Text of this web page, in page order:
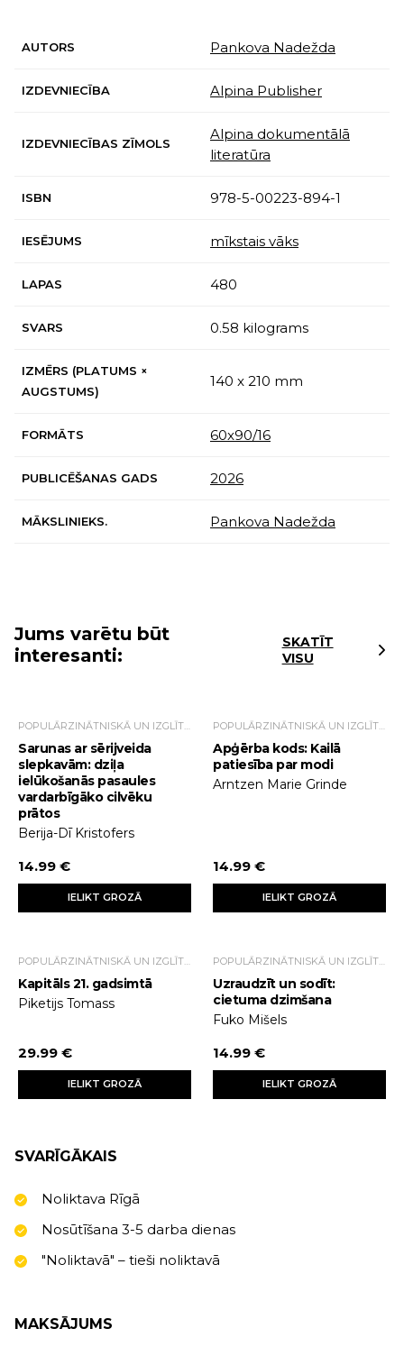
AUTORS Pankova Nadežda
IZDEVNIECĪBA Alpina Publisher
IZDEVNIECĪBAS ZĪMOLS
Alpina dokumentālā
literatūra
ISBN 978-5-00223-894-1
IESĒJUMS mīkstais vāks
LAPAS 480
SVARS 0.58 kilograms
IZMĒRS (PLATUMS ×
AUGSTUMS)
140 x 210 mm
FORMĀTS 60x90/16
PUBLICĒŠANAS GADS 2026
MĀKSLINIEKS. Pankova Nadežda
Jums varētu būt
interesanti:
SKATĪT
VISU
Sarunas ar sērijveida
slepkavām: dziļa
ielūkošanās pasaules
vardarbīgāko cilvēku
prātos
Berija-Dī Kristofers
14.99 €
IELIKT GROZĀ
Apģērba kods: Kailā
patiesība par modi
Arntzen Marie Grinde
14.99 €
IELIKT GROZĀ
Kapitāls 21. gadsimtā
Piketijs Tomass
29.99 €
IELIKT GROZĀ
Uzraudzīt un sodīt:
cietuma dzimšana
Fuko Mišels
14.99 €
IELIKT GROZĀ
SVARĪGĀKAIS
Noliktava Rīgā
Nosūtīšana 3-5 darba dienas
"Noliktavā" – tieši noliktavā
MAKSĀJUMS